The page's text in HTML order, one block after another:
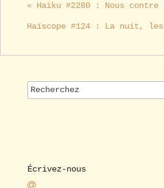
« Haïku #2280 : Nous
Haïscope #124 : La nuit,
Écrivez-nous